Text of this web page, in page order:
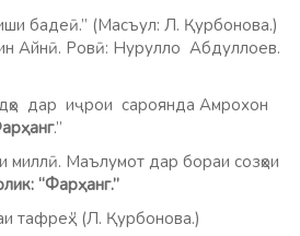
бадеӣ.” (Масъул: Л. Қурбонова.)
Айнӣ. Ровӣ: Нурулло Абдуллоев.
иҷрои сароянда Амрохон
.”
Маълумот дар бораи созҳои
“Фарҳанг.”
(Л. Қурбонова.)